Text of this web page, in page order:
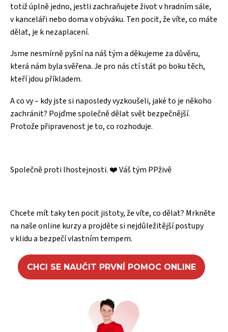
totiž úplně jedno, jestli zachraňujete život v hradním sále,
v kanceláři nebo doma v obýváku. Ten pocit, že víte, co máte
dělat, je k nezaplacení.
Jsme nesmírně pyšní na náš tým a děkujeme za důvěru,
která nám byla svěřena. Je pro nás ctí stát po boku těch,
kteří jdou příkladem.
A co vy – kdy jste si naposledy vyzkoušeli, jaké to je někoho
zachránit? Pojďme společně dělat svět bezpečnější.
Protože připravenost je to, co rozhoduje.
Společně proti lhostejnosti. ❤️ Váš tým PPživě
Chcete mít taky ten pocit jistoty, že víte, co dělat? Mrkněte
na naše online kurzy a projděte si nejdůležitější postupy
v klidu a bezpečí vlastním tempem.
CHCI SE NAUČIT PRVNÍ POMOC ONLINE